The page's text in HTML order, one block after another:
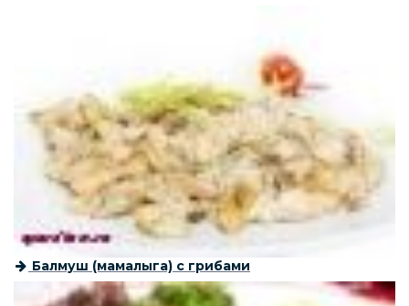
Балмуш (мамалыга) с грибами